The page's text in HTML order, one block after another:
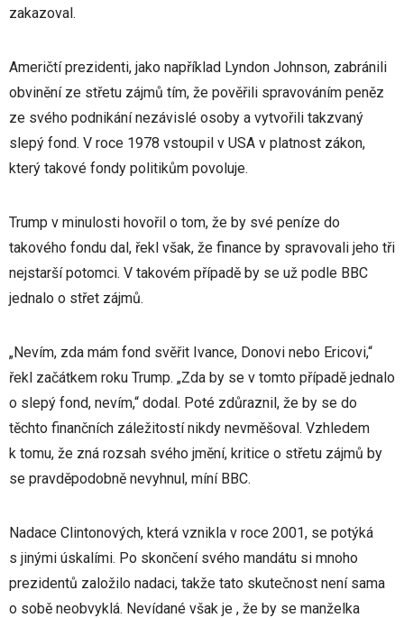
zakazoval.
Američtí prezidenti, jako například Lyndon Johnson, zabránili
obvinění ze střetu zájmů tím, že pověřili spravováním peněz
ze svého podnikání nezávislé osoby a vytvořili takzvaný
slepý fond. V roce 1978 vstoupil v USA v platnost zákon,
který takové fondy politikům povoluje.
Trump v minulosti hovořil o tom, že by své peníze do
takového fondu dal, řekl však, že finance by spravovali jeho tři
nejstarší potomci. V takovém případě by se už podle BBC
jednalo o střet zájmů.
„Nevím, zda mám fond svěřit Ivance, Donovi nebo Ericovi,“
řekl začátkem roku Trump. „Zda by se v tomto případě jednalo
o slepý fond, nevím,“ dodal. Poté zdůraznil, že by se do
těchto finančních záležitostí nikdy nevměšoval. Vzhledem
k tomu, že zná rozsah svého jmění, kritice o střetu zájmů by
se pravděpodobně nevyhnul, míní BBC.
Nadace Clintonových, která vznikla v roce 2001, se potýká
s jinými úskalími. Po skončení svého mandátu si mnoho
prezidentů založilo nadaci, takže tato skutečnost není sama
o sobě neobvyklá. Nevídané však je , že by se manželka